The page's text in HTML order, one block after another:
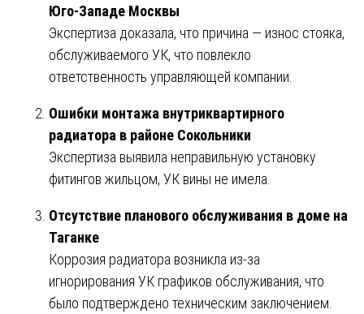
Юго-Западе Москвы
Экспертиза доказала, что причина — износ стояка,
обслуживаемого УК, что повлекло
ответственность управляющей компании.
Ошибки монтажа внутриквартирного
радиатора в районе Сокольники
Экспертиза выявила неправильную установку
фитингов жильцом, УК вины не имела.
Отсутствие планового обслуживания в доме на
Таганке
Коррозия радиатора возникла из-за
игнорирования УК графиков обслуживания, что
было подтверждено техническим заключением.